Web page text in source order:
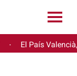
· El País